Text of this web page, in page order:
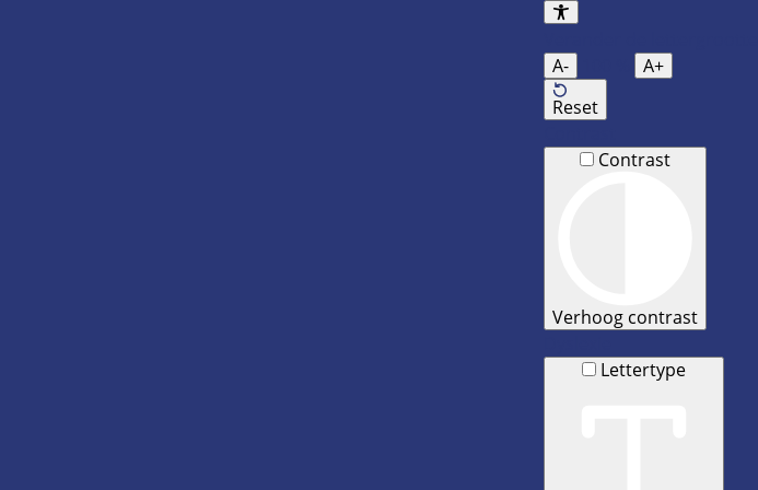
A-
A+
Reset
Contrast
Verhoog contrast
Lettertype